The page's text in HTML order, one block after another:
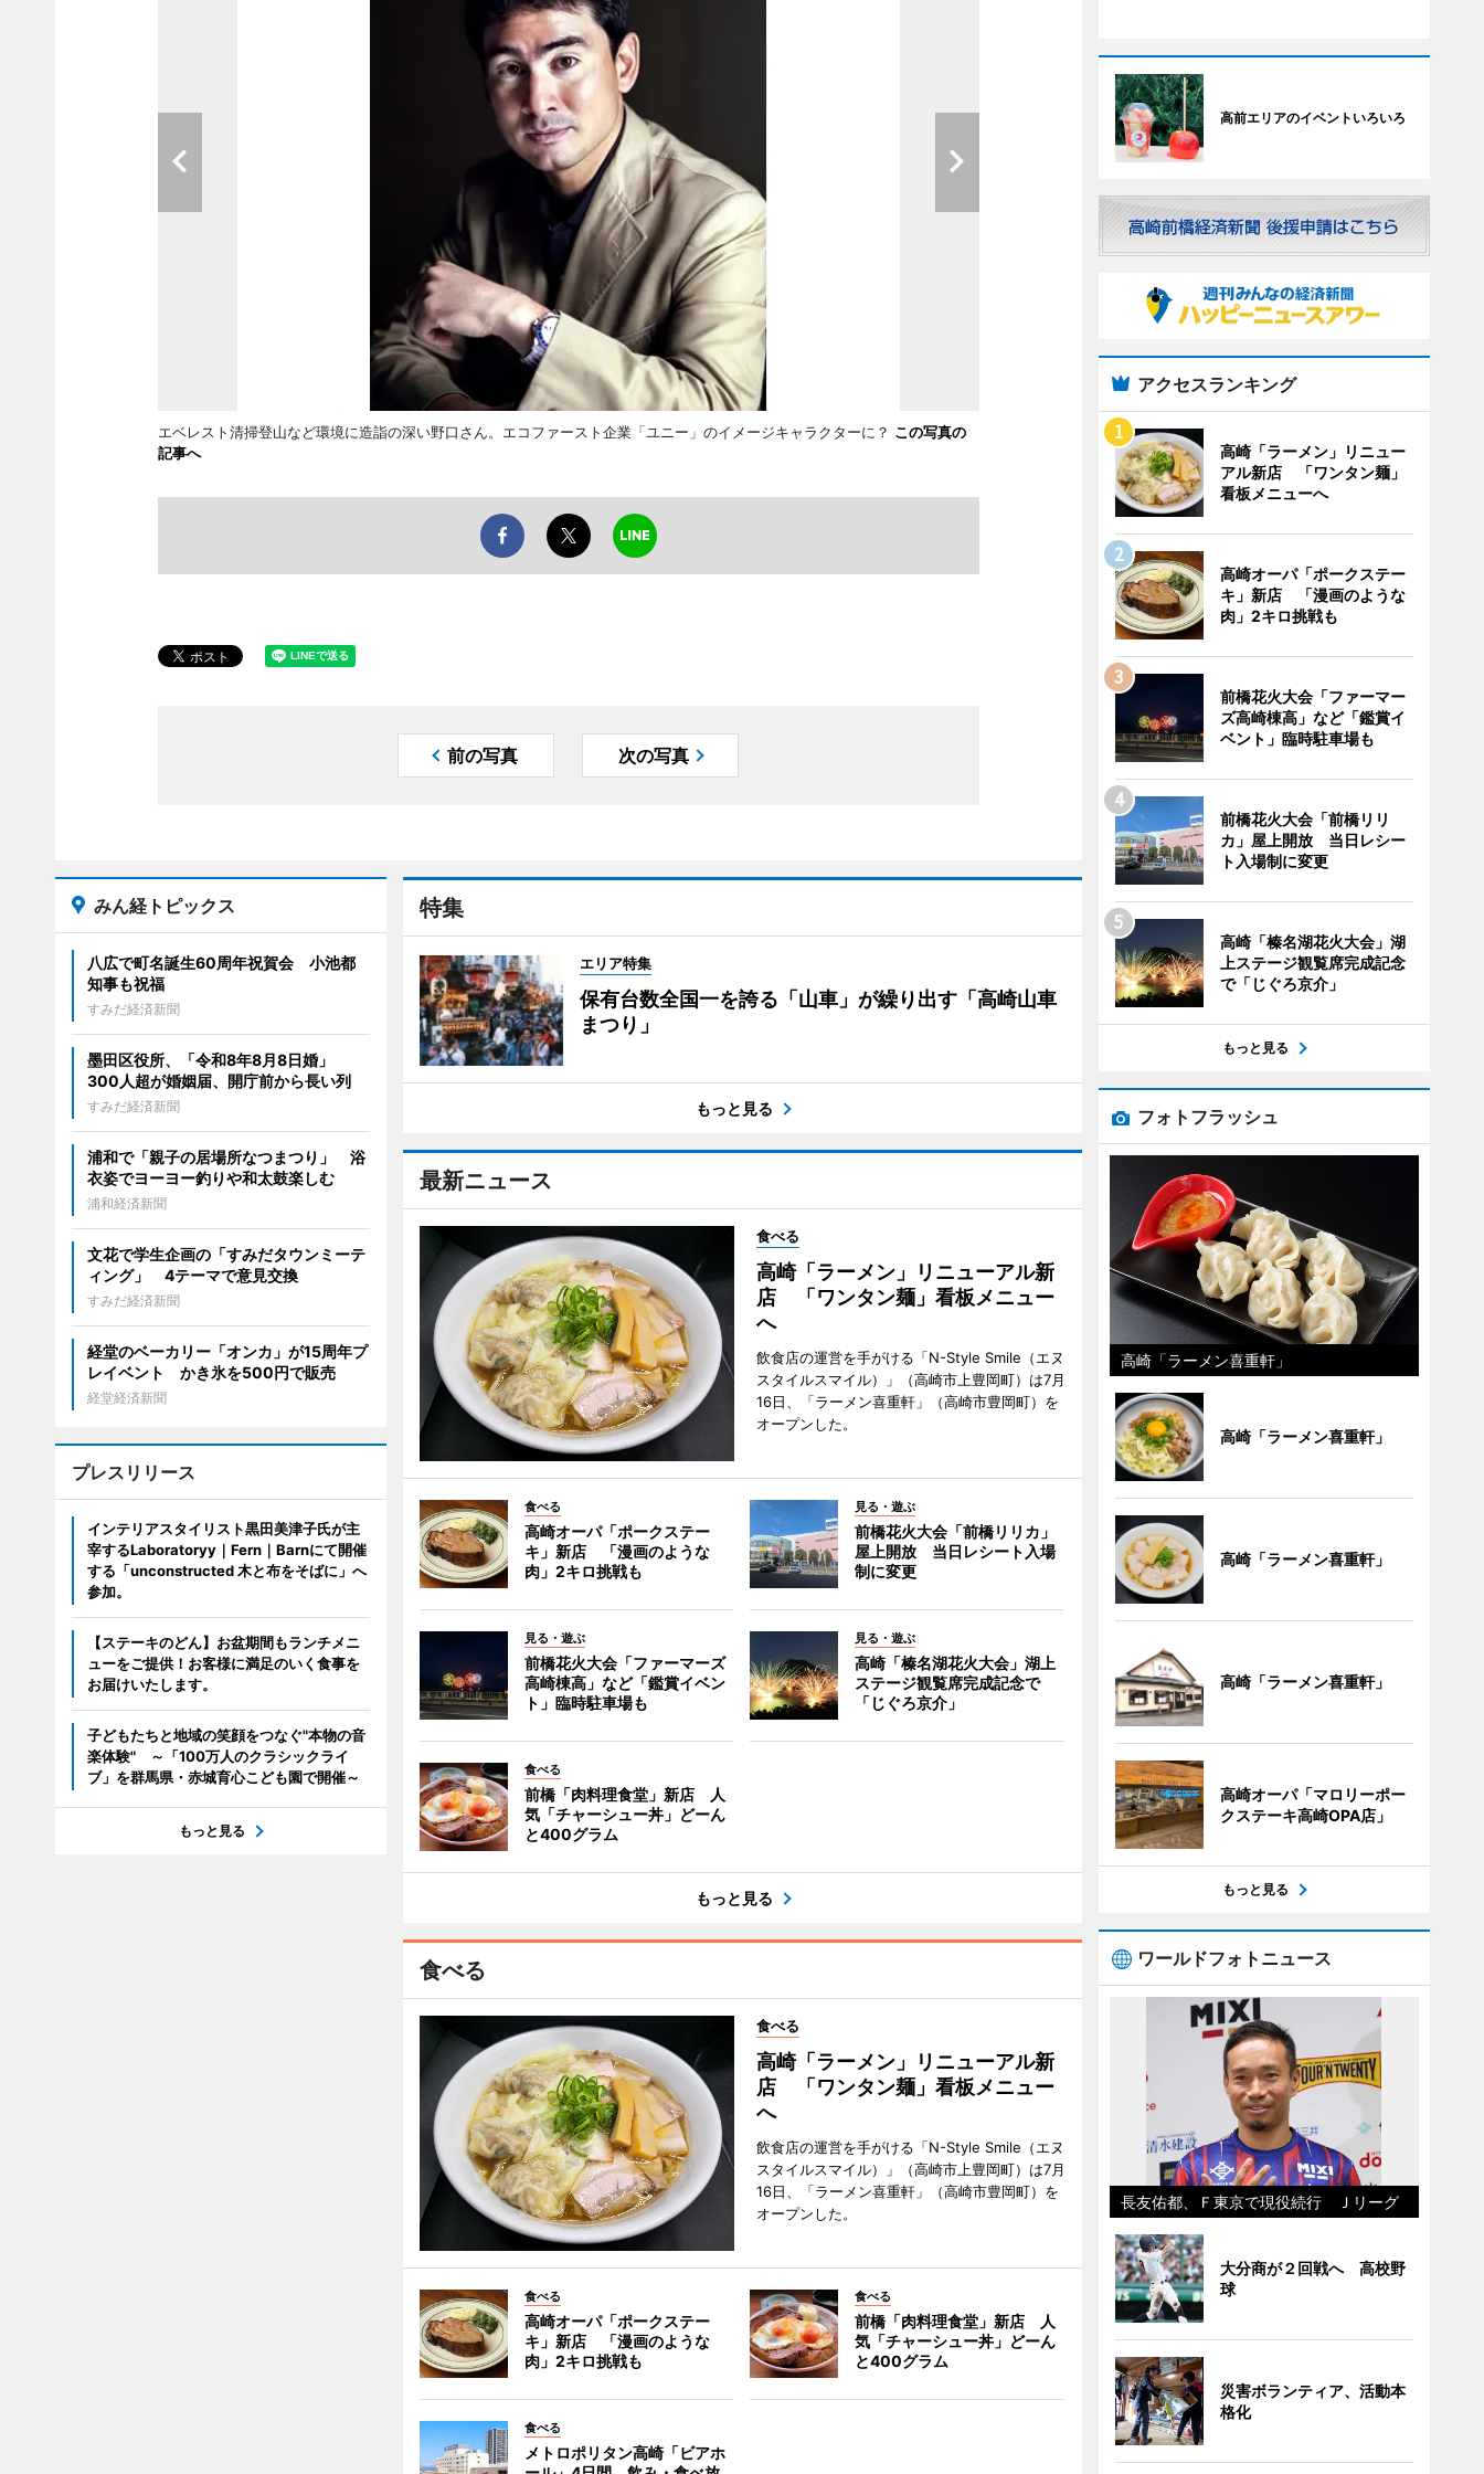
エベレスト清掃登山など環境に造詣の深い野口さん。エコファースト企業「ユニー」のイメージキャラクターに？ この写真の
記事へ
前の写真 次の写真
特集
エリア特集
保有台数全国一を誇る「山車」が繰り出す「高崎山車
まつり」
もっと見る
最新ニュース
食べる
高崎「ラーメン」リニューアル新
店 「ワンタン麺」看板メニュー
へ
飲食店の運営を手がける「N-Style Smile（エヌ
スタイルスマイル）」（高崎市上豊岡町）は7月
16日、「ラーメン喜重軒」（高崎市豊岡町）を
オープンした。
食べる
高崎オーパ「ポークステー
キ」新店 「漫画のような
肉」2キロ挑戦も
見る・遊ぶ
前橋花火大会「前橋リリカ」
屋上開放 当日レシート入場
制に変更
見る・遊ぶ
前橋花火大会「ファーマーズ
高崎棟高」など「鑑賞イベン
ト」臨時駐車場も
見る・遊ぶ
高崎「榛名湖花火大会」湖上
ステージ観覧席完成記念で
「じぐろ京介」
食べる
前橋「肉料理食堂」新店 人
気「チャーシュー丼」どーん
と400グラム
もっと見る
食べる
食べる
高崎「ラーメン」リニューアル新
店 「ワンタン麺」看板メニュー
へ
飲食店の運営を手がける「N-Style Smile（エヌ
スタイルスマイル）」（高崎市上豊岡町）は7月
16日、「ラーメン喜重軒」（高崎市豊岡町）を
オープンした。
食べる
高崎オーパ「ポークステー
キ」新店 「漫画のような
肉」2キロ挑戦も
食べる
前橋「肉料理食堂」新店 人
気「チャーシュー丼」どーん
と400グラム
食べる
メトロポリタン高崎「ビアホ
みん経トピックス
八広で町名誕生60周年祝賀会 小池都
知事も祝福
すみだ経済新聞
墨田区役所、「令和8年8月8日婚」
300人超が婚姻届、開庁前から長い列
すみだ経済新聞
浦和で「親子の居場所なつまつり」 浴
衣姿でヨーヨー釣りや和太鼓楽しむ
浦和経済新聞
文花で学生企画の「すみだタウンミーテ
ィング」 4テーマで意見交換
すみだ経済新聞
経堂のベーカリー「オンカ」が15周年プ
レイベント かき氷を500円で販売
経堂経済新聞
プレスリリース
インテリアスタイリスト黒田美津子氏が主
宰するLaboratoryy｜Fern｜Barnにて開催
する「unconstructed 木と布をそばに」へ
参加。
【ステーキのどん】お盆期間もランチメニ
ューをご提供！お客様に満足のいく食事を
お届けいたします。
子どもたちと地域の笑顔をつなぐ"本物の音
楽体験" ～「100万人のクラシックライ
ブ」を群馬県・赤城育心こども園で開催～
もっと見る
高前エリアのイベントいろいろ
アクセスランキング
高崎「ラーメン」リニュー
アル新店 「ワンタン麺」
看板メニューへ
高崎オーパ「ポークステー
キ」新店 「漫画のような
肉」2キロ挑戦も
前橋花火大会「ファーマー
ズ高崎棟高」など「鑑賞イ
ベント」臨時駐車場も
前橋花火大会「前橋リリ
カ」屋上開放 当日レシー
ト入場制に変更
高崎「榛名湖花火大会」湖
上ステージ観覧席完成記念
で「じぐろ京介」
もっと見る
フォトフラッシュ
高崎「ラーメン喜重軒」
高崎「ラーメン喜重軒」
高崎「ラーメン喜重軒」
高崎「ラーメン喜重軒」
高崎オーパ「マロリーポー
クステーキ高崎OPA店」
もっと見る
ワールドフォトニュース
長友佑都、Ｆ東京で現役続行 Ｊリーグ
大分商が２回戦へ 高校野
球
災害ボランティア、活動本
格化